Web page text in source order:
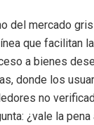
del mercado
que facilitan
a bienes
donde los
no
¿vale la